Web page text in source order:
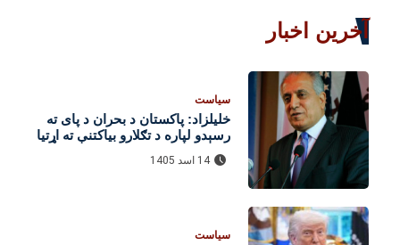
آخرین اخبار
سیاست
خلیلزاد: پاکستان د بحران د پای ته
رسېدو لپاره د تګلارو بیاکتنې ته اړتیا
لري
14 اسد 1405
سیاست